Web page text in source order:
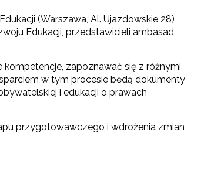
(Warszawa, Al. Ujazdowskie 28)
Edukacji, przedstawicieli ambasad
kompetencje, zapoznawać się z różnymi
w tym procesie będą dokumenty
i edukacji o prawach
przygotowawczego i wdrożenia zmian